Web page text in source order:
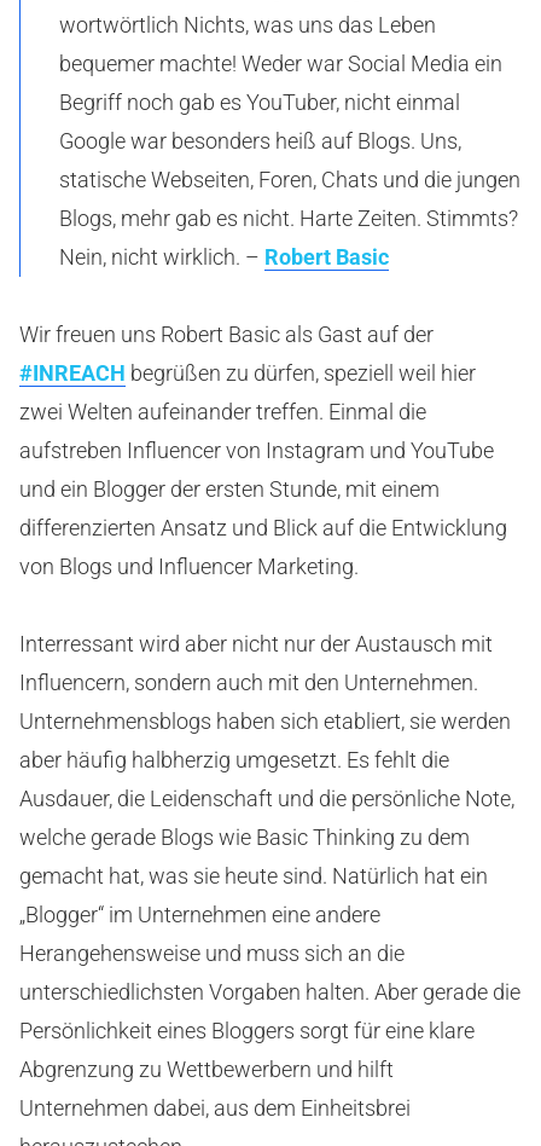
wortwörtlich Nichts, was uns das Leben
bequemer machte! Weder war Social Media ein
Begriff noch gab es YouTuber, nicht einmal
Google war besonders heiß auf Blogs. Uns,
statische Webseiten, Foren, Chats und die jungen
Blogs, mehr gab es nicht. Harte Zeiten. Stimmts?
Nein, nicht wirklich. – Robert Basic
Wir freuen uns Robert Basic als Gast auf der
#INREACH begrüßen zu dürfen, speziell weil hier
zwei Welten aufeinander treffen. Einmal die
aufstreben Influencer von Instagram und YouTube
und ein Blogger der ersten Stunde, mit einem
differenzierten Ansatz und Blick auf die Entwicklung
von Blogs und Influencer Marketing.
Interressant wird aber nicht nur der Austausch mit
Influencern, sondern auch mit den Unternehmen.
Unternehmensblogs haben sich etabliert, sie werden
aber häufig halbherzig umgesetzt. Es fehlt die
Ausdauer, die Leidenschaft und die persönliche Note,
welche gerade Blogs wie Basic Thinking zu dem
gemacht hat, was sie heute sind. Natürlich hat ein
„Blogger“ im Unternehmen eine andere
Herangehensweise und muss sich an die
unterschiedlichsten Vorgaben halten. Aber gerade die
Persönlichkeit eines Bloggers sorgt für eine klare
Abgrenzung zu Wettbewerbern und hilft
Unternehmen dabei, aus dem Einheitsbrei